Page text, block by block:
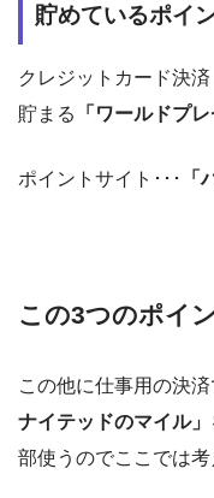
貯めているポイ
クレジットカード決
貯まる
「ワールドプレ
ポイントサイト･･･ 「
この3つのポイ
この他に仕事用の決
ナイテッドのマイル」
部使うのでここでは考